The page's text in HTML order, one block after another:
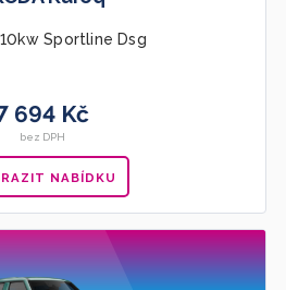
Sportline Dsg
694 Kč
bez DPH
NABÍDKU